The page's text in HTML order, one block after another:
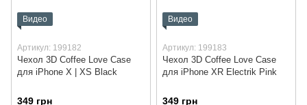
Видео
Артикул: 199182
Чехол 3D Coffee Love Case
для iPhone X | XS Black
349 грн
Видео
Артикул: 199183
Чехол 3D Coffee Love Case
для iPhone XR Electrik Pink
349 грн